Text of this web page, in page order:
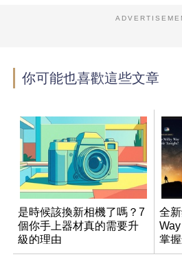
你可能也喜歡這些文章
是時候該換新相機了嗎？7
個你手上器材真的需要升
級的理由
全
掌